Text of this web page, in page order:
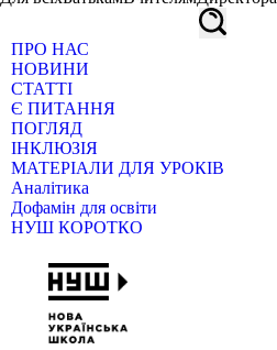
ПРО НАС
НОВИНИ
СТАТТІ
Є ПИТАННЯ
ПОГЛЯД
ІНКЛЮЗІЯ
МАТЕРІАЛИ ДЛЯ УРОКІВ
Аналітика
Дофамін для освіти
НУШ КОРОТКО